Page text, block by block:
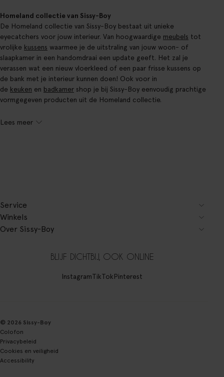
Homeland collectie van Sissy-Boy
De Homeland collectie van Sissy-Boy bestaat uit unieke
eyecatchers voor jouw interieur. Van hoogwaardige meubels tot
vrolijke kussens waarmee je de uitstraling van jouw woon- of
slaapkamer in een handomdraai een update geeft. Het zal je
verassen wat een nieuw vloerkleed of een paar frisse kussens op
de bank met je interieur kunnen doen! Ook voor in
de keuken en badkamer shop je bij Sissy-Boy eenvoudig prachtige
vormgegeven producten uit de Homeland collectie.
Lees meer
Service
Winkels
Over Sissy-Boy
BLIJF DICHTBIJ, OOK ONLINE
InstagramTikTokPinterest
© 2026 Sissy-Boy
Colofon
Privacybeleid
Cookies en veiligheid
Accessibility